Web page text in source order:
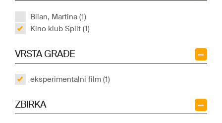
Bilan, Martina (1)
Kino klub Split (1)
VRSTA GRAĐE
eksperimentalni film (1)
ZBIRKA